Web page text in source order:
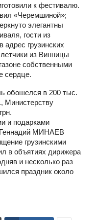
к фестивалю.
«Черемшиной»;
элегантны
гости из
адрес грузинских
из Винницы
собственными
сердце.
обошелся в 200 тыс.
Министерству
и подарками
Геннадий МИНАЕВ
грузинскими
в объятиях дирижера
и несколько раз
праздник около